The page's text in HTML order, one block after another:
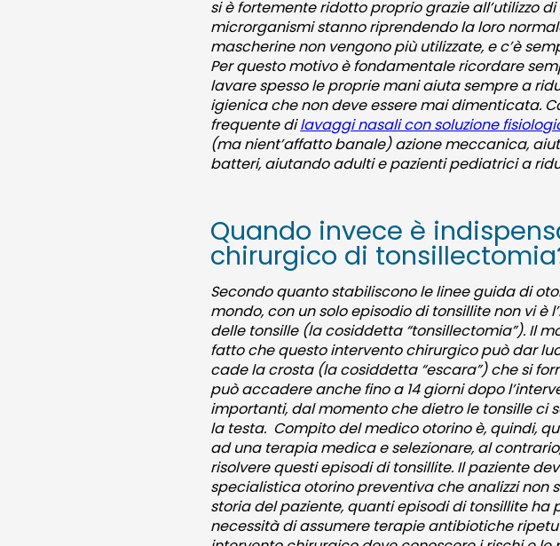
si è fortemente ridotto proprio grazie all’utilizzo
microrganismi stanno riprendendo la loro
mascherine non vengono più utilizzate, e c’è
Per questo motivo è fondamentale ricordare
lavare spesso le proprie mani aiuta sempre a
igienica che non deve essere mai dimenticata.
frequente dilavaggi nasali con soluzione
(ma nient’affatto banale) azione meccanica,
batteri, aiutando adulti e pazienti pediatrici a
Quando invece è
chirurgico di
Secondo quanto stabiliscono le linee guida di
mondo, con un solo episodio di tonsillite non vi è
delle tonsille (la cosiddetta “tonsillectomia”). Il
fatto che questo intervento chirurgico può dar
cade la crosta (la cosiddetta “escara”) che si
può accadere anche fino a 14 giorni dopo
importanti, dal momento che dietro le tonsille ci
la testa. Compito del medico otorino è, quindi,
ad una terapia medica e selezionare, al
risolvere questi episodi di tonsillite. Il paziente
specialistica otorino preventiva che analizzi non
storia del paziente, quanti episodi di tonsillite ha
necessità di assumere terapie antibiotiche